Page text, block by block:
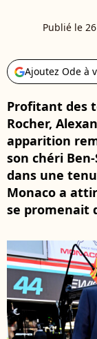
Publié le
Ajoutez Ode à
Profitant des
Rocher,
apparition
son chéri
dans une
Monaco a
se promenait